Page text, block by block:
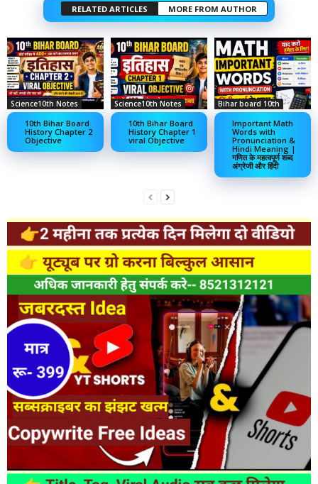
RELATED ARTICLES MORE FROM AUTHOR
Science10th Notes
10th Bihar Board
History Chapter 2
Objective
Science10th Notes
10th Bihar Board
History Chapter 1
viral Objective
Bihar board 10th
Important Math
Words with
Pronunciation &
Hindi Meaning |
गणित के महत्वपूर्ण शब्द
अंग्रेजी और हिंदी